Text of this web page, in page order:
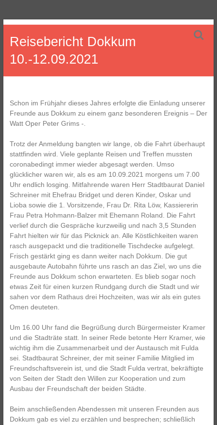
Zum
springen
Freundschaftsverein
Bonifatius
–
Reisebericht Dokkum
10.-12.09.2021
Schon im Frühjahr dieses Jahres erfolgte die Einladung unserer
Freunde aus Dokkum zu einem ganz besonderen Ereignis – Der
Watt Oper Peter Grims -.
Trotz der Anmeldung bangten wir lange, ob die Fahrt überhaupt
stattfinden wird. Viele geplante Reisen und Treffen mussten
coronabedingt immer wieder abgesagt werden. Umso
glücklicher waren wir, als es am 10.09.2021 morgens um 7.00
Uhr endlich losging. Mitfahrende waren Herr Stadtbaurat Daniel
Schreiner mit Ehefrau Bridget und deren Kinder, Oskar und
Lioba sowie die 1. Vorsitzende, Frau Dr. Rita Löw, Kassiererin
Frau Petra Hohmann-Balzer mit Ehemann Roland. Die Fahrt
verlief durch die Gespräche kurzweilig und nach 3,5 Stunden
Fahrt hielten wir für das Picknick an. Alle Köstlichkeiten waren
rasch ausgepackt und die traditionelle Tischdecke aufgelegt.
Frisch gestärkt ging es dann weiter nach Dokkum. Die gut
ausgebaute Autobahn führte uns rasch an das Ziel, wo uns die
Freunde aus Dokkum schon erwarteten. Es blieb sogar noch
etwas Zeit für einen kurzen Rundgang durch die Stadt und wir
sahen vor dem Rathaus drei Hochzeiten, was wir als ein gutes
Omen deuteten.
Um 16.00 Uhr fand die Begrüßung durch Bürgermeister Kramer
und die Stadträte statt. In seiner Rede betonte Herr Kramer, wie
wichtig ihm die Zusammenarbeit und der Austausch mit Fulda
sei. Stadtbaurat Schreiner, der mit seiner Familie Mitglied im
Freundschaftsverein ist, und die Stadt Fulda vertrat, bekräftigte
von Seiten der Stadt den Willen zur Kooperation und zum
Ausbau der Freundschaft der beiden Städte.
Beim anschließenden Abendessen mit unseren Freunden aus
Dokkum gab es viel zu erzählen und besprechen; schließlich